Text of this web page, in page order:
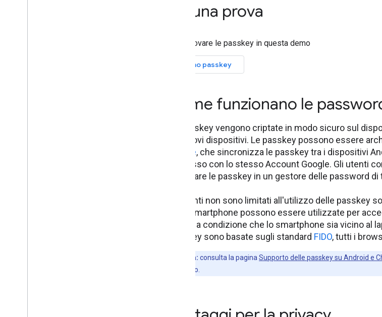
Fai una prova
Puoi provare le passkey in questa demo
Demo passkey
Come funzionano le
Le passkey vengono criptate in modo sicuro sul
sui nuovi dispositivi. Le passkey possono essere
Google, che sincronizza le passkey tra i dispositivi
l'accesso con lo stesso Account Google. Gli utenti
archiviare le passkey in un gestore delle password
Gli utenti non sono limitati all'utilizzo delle passkey
sugli smartphone possono essere utilizzate per
laptop, a condizione che lo smartphone sia vicino
passkey sono basate sugli standard FIDO, tutti i
Nota: consulta la pagina Supporto delle passkey su Android e
operativo.